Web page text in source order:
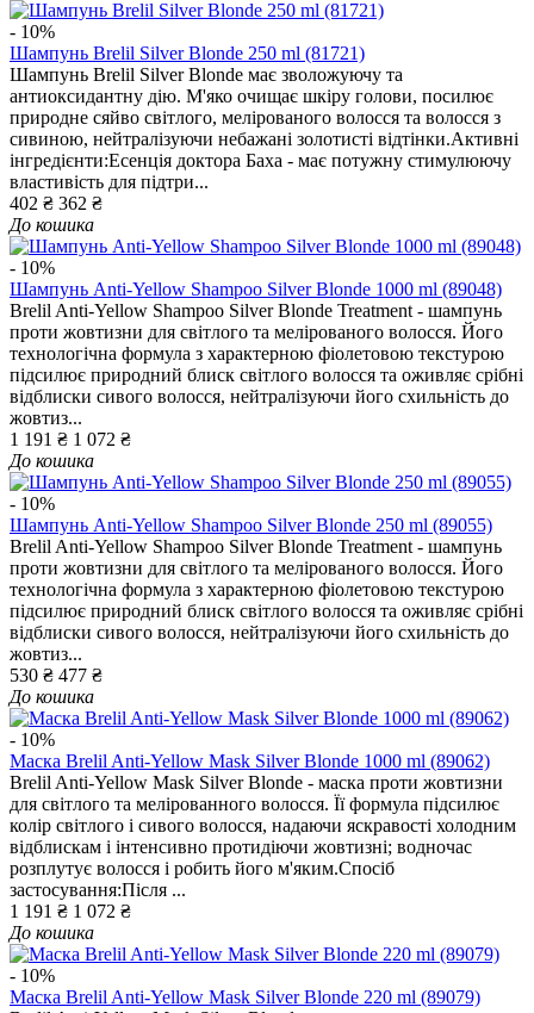
- 10%
Шампунь Brelil Silver Blonde 250 ml (81721)
Шампунь Brelil Silver Blonde має зволожуючу та
антиоксидантну дію. М'яко очищає шкіру голови, посилює
природне сяйво світлого, мелірованого волосся та волосся з
сивиною, нейтралізуючи небажані золотисті відтінки.Активні
інгредієнти:Есенція доктора Баха - має потужну стимулюючу
властивість для підтри...
402 ₴ 362 ₴
До кошика
- 10%
Шампунь Anti-Yellow Shampoo Silver Blonde 1000 ml (89048)
Brelil Anti-Yellow Shampoo Silver Blonde Treatment - шампунь
проти жовтизни для світлого та мелірованого волосся. Його
технологічна формула з характерною фіолетовою текстурою
підсилює природний блиск світлого волосся та оживляє срібні
відблиски сивого волосся, нейтралізуючи його схильність до
жовтиз...
1 191 ₴ 1 072 ₴
До кошика
- 10%
Шампунь Anti-Yellow Shampoo Silver Blonde 250 ml (89055)
Brelil Anti-Yellow Shampoo Silver Blonde Treatment - шампунь
проти жовтизни для світлого та мелірованого волосся. Його
технологічна формула з характерною фіолетовою текстурою
підсилює природний блиск світлого волосся та оживляє срібні
відблиски сивого волосся, нейтралізуючи його схильність до
жовтиз...
530 ₴ 477 ₴
До кошика
- 10%
Маска Brelil Anti-Yellow Mask Silver Blonde 1000 ml (89062)
Brelil Anti-Yellow Mask Silver Blonde - маска проти жовтизни
для світлого та мелірованного волосся. Її формула підсилює
колір світлого і сивого волосся, надаючи яскравості холодним
відблискам і інтенсивно протидіючи жовтизні; водночас
розплутує волосся і робить його м'яким.Спосіб
застосування:Після ...
1 191 ₴ 1 072 ₴
До кошика
- 10%
Маска Brelil Anti-Yellow Mask Silver Blonde 220 ml (89079)